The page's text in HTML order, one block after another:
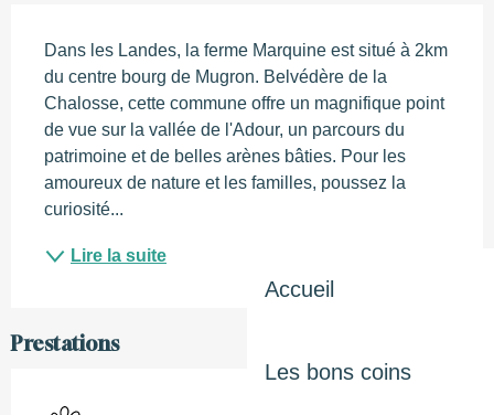
Accueil
Les bons coins
Dans les Landes, la ferme Marquine est situé à 2km
du centre bourg de Mugron. Belvédère de la
Chalosse, cette commune offre un magnifique point
de vue sur la vallée de l'Adour, un parcours du
patrimoine et de belles arènes bâties. Pour les
amoureux de nature et les familles, poussez la
curiosité...
Lire la suite
Prestations